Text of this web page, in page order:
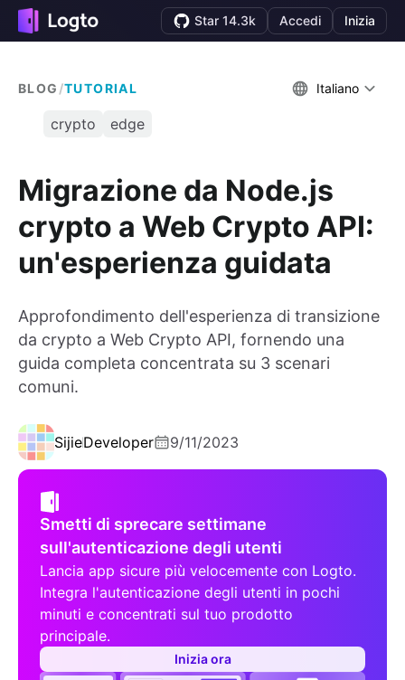
Star 14.3k Accedi Inizia
BLOG /TUTORIAL Italiano
crypto edge
Migrazione da Node.js
crypto a Web Crypto API:
un'esperienza guidata
Approfondimento dell'esperienza di transizione
da crypto a Web Crypto API, fornendo una
guida completa concentrata su 3 scenari
comuni.
SijieDeveloper 9/11/2023
Smetti di sprecare settimane
sull'autenticazione degli utenti
Lancia app sicure più velocemente con Logto.
Integra l'autenticazione degli utenti in pochi
minuti e concentrati sul tuo prodotto
principale.
Inizia ora